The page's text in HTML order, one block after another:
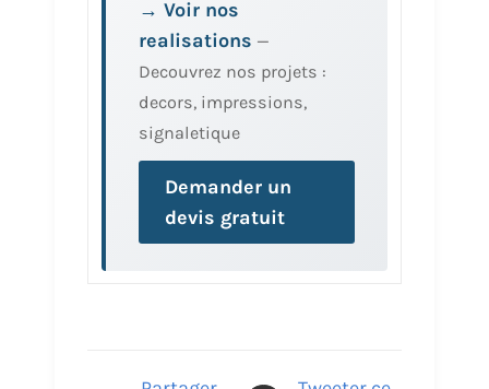
→ Voir nos
realisations —
Decouvrez nos projets :
decors, impressions,
signaletique
Demander un
devis gratuit